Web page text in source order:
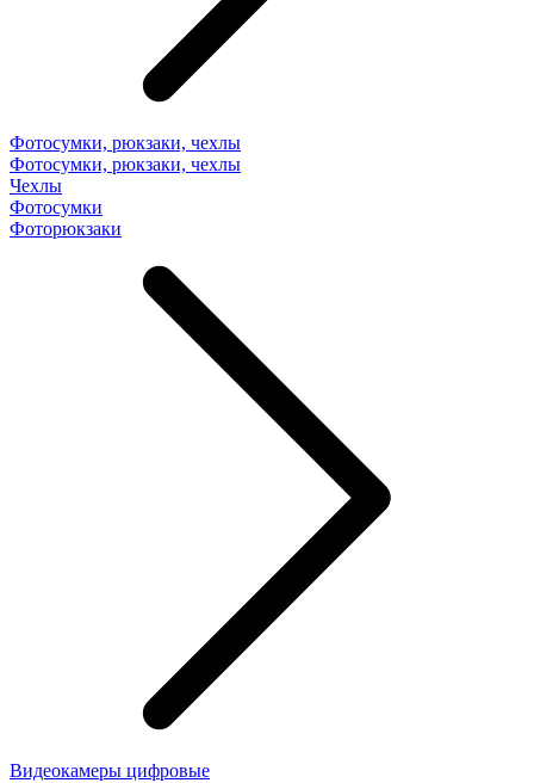
Фотосумки, рюкзаки, чехлы
Фотосумки, рюкзаки, чехлы
Чехлы
Фотосумки
Фоторюкзаки
Видеокамеры цифровые